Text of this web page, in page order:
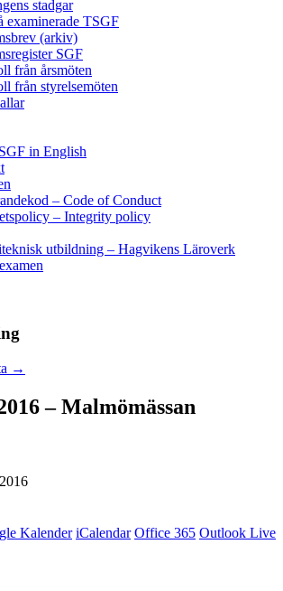
stadgar
examinerade TSGF
(arkiv)
SGF
från årsmöten
från styrelsemöten
in English
– Code of Conduct
– Integrity policy
utbildning – Hagvikens Läroverk
→
– Malmömässan
2016
Kalender iCalendar Office 365 Outlook Live